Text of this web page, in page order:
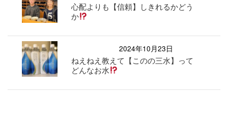
心配よりも【信頼】しきれるかどう
か
2024年10月23日
ねえねえ教えて【このの三水】って
どんなお水